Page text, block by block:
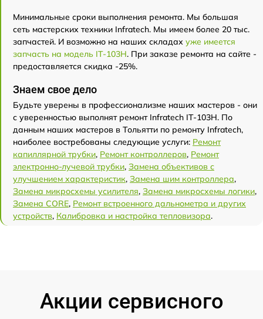
Минимальные сроки выполнения ремонта. Мы большая
сеть мастерских техники Infratech. Мы имеем более 20 тыс.
запчастей. И возможно на наших складах уже имеется
запчасть на модель IT-103Н. При заказе ремонта на сайте -
предоставляется скидка -25%.
Знаем свое дело
Будьте уверены в профессионализме наших мастеров - они
с уверенностью выполнят ремонт Infratech IT-103Н. По
данным наших мастеров в Тольятти по ремонту Infratech,
наиболее востребованы следующие услуги: Ремонт
капиллярной трубки, Ремонт контроллеров, Ремонт
электронно-лучевой трубки, Замена объективов с
улучшением характеристик, Замена шим контроллера,
Замена микросхемы усилителя, Замена микросхемы логики,
Замена CORE, Ремонт встроенного дальнометра и других
устройств, Калибровка и настройка тепловизора.
Акции сервисного